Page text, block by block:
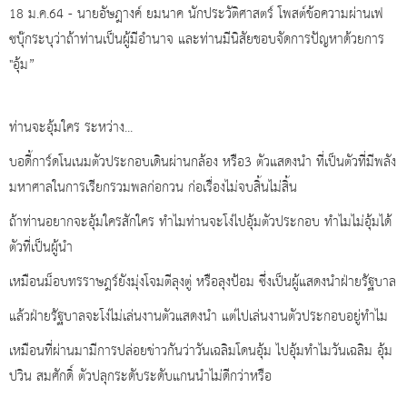
18 ม.ค.64 - นายอัษฎางค์ ยมนาค นักประวัติศาสตร์ โพสต์ข้อความผ่านเฟ
ซบุ๊กระบุว่าถ้าท่านเป็นผู้มีอำนาจ และท่านมีนิสัยชอบจัดการปัญหาด้วยการ
"อุ้ม”
ท่านจะอุ้มใคร ระหว่าง...
บอดี้การ์ดโนเนมตัวประกอบเดินผ่านกล้อง หรือ3 ตัวแสดงนำ ที่เป็นตัวที่มีพลัง
มหาศาลในการเรียกรวมพลก่อกวน ก่อเรื่องไม่จบสิ้นไม่สิ้น
ถ้าท่านอยากจะอุ้มใครสักใคร ทำไมท่านจะโง่ไปอุ้มตัวประกอบ ทำไมไม่อุ้มได้
ตัวที่เป็นผู้นำ
เหมือนม็อบทรราษฎร์ยังมุ่งโจมตีลุงตู่ หรือลุงป้อม ซึ่งเป็นผู้แสดงนำฝ่ายรัฐบาล
แล้วฝ่ายรัฐบาลจะโง่ไม่เล่นงานตัวแสดงนำ แต่ไปเล่นงานตัวประกอบอยู่ทำไม
เหมือนที่ผ่านมามีการปล่อยข่าวกันว่าวันเฉลิมโดนอุ้ม ไปอุ้มทำไมวันเฉลิม อุ้ม
ปวิน สมศักดิ์ ตัวปลุกระดับระดับแกนนำไม่ดีกว่าหรือ